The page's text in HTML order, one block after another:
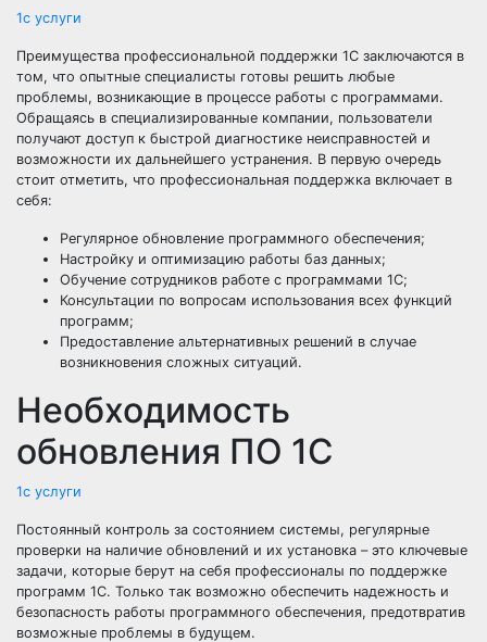
1с услуги
Преимущества профессиональной поддержки 1С заключаются в
том, что опытные специалисты готовы решить любые
проблемы, возникающие в процессе работы с программами.
Обращаясь в специализированные компании, пользователи
получают доступ к быстрой диагностике неисправностей и
возможности их дальнейшего устранения. В первую очередь
стоит отметить, что профессиональная поддержка включает в
себя:
Регулярное обновление программного обеспечения;
Настройку и оптимизацию работы баз данных;
Обучение сотрудников работе с программами 1С;
Консультации по вопросам использования всех функций
программ;
Предоставление альтернативных решений в случае
возникновения сложных ситуаций.
Необходимость
обновления ПО 1С
1с услуги
Постоянный контроль за состоянием системы, регулярные
проверки на наличие обновлений и их установка – это ключевые
задачи, которые берут на себя профессионалы по поддержке
программ 1С. Только так возможно обеспечить надежность и
безопасность работы программного обеспечения, предотвратив
возможные проблемы в будущем.